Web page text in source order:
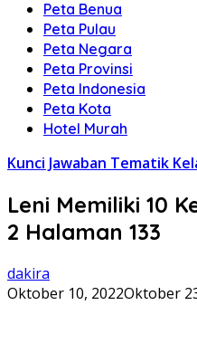
HD
Peta Benua
Peta Pulau
Peta Negara
Peta Provinsi
Peta Indonesia
Peta Kota
Hotel Murah
Kunci Jawaban Tematik
Leni Memiliki 10
2 Halaman 133
dakira
Oktober 10, 2022Oktober